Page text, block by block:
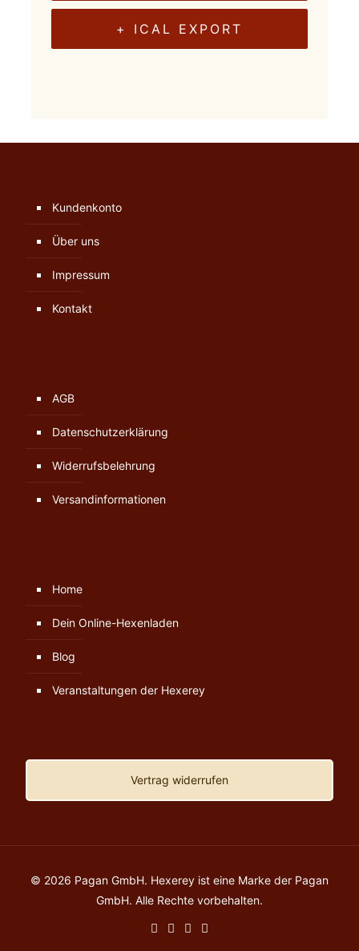
+ ICAL EXPORT
Kundenkonto
Über uns
Impressum
Kontakt
AGB
Datenschutzerklärung
Widerrufsbelehrung
Versandinformationen
Home
Dein Online-Hexenladen
Blog
Veranstaltungen der Hexerey
Vertrag widerrufen
© 2026 Pagan GmbH. Hexerey ist eine Marke der Pagan
GmbH. Alle Rechte vorbehalten.